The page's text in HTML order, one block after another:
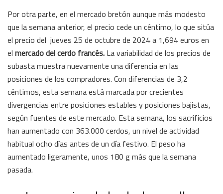
Por otra parte, en el mercado bretón aunque más modesto
que la semana anterior, el precio cede un céntimo, lo que sitúa
el precio del jueves 25 de octubre de 2024 a 1,694 euros en
el mercado del cerdo francés. La variabilidad de los precios de
subasta muestra nuevamente una diferencia en las
posiciones de los compradores. Con diferencias de 3,2
céntimos, esta semana está marcada por crecientes
divergencias entre posiciones estables y posiciones bajistas,
según fuentes de este mercado. Esta semana, los sacrificios
han aumentado con 363.000 cerdos, un nivel de actividad
habitual ocho días antes de un día festivo. El peso ha
aumentado ligeramente, unos 180 g más que la semana
pasada.